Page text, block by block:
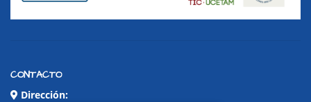
CONTACTO
Dirección: